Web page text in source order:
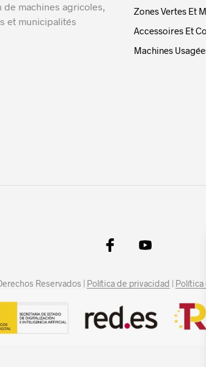
de machines agricoles,
et municipalités
Zones Vertes Et
Accessoires Et
Machines
Reservados | Política de privacidad | Política